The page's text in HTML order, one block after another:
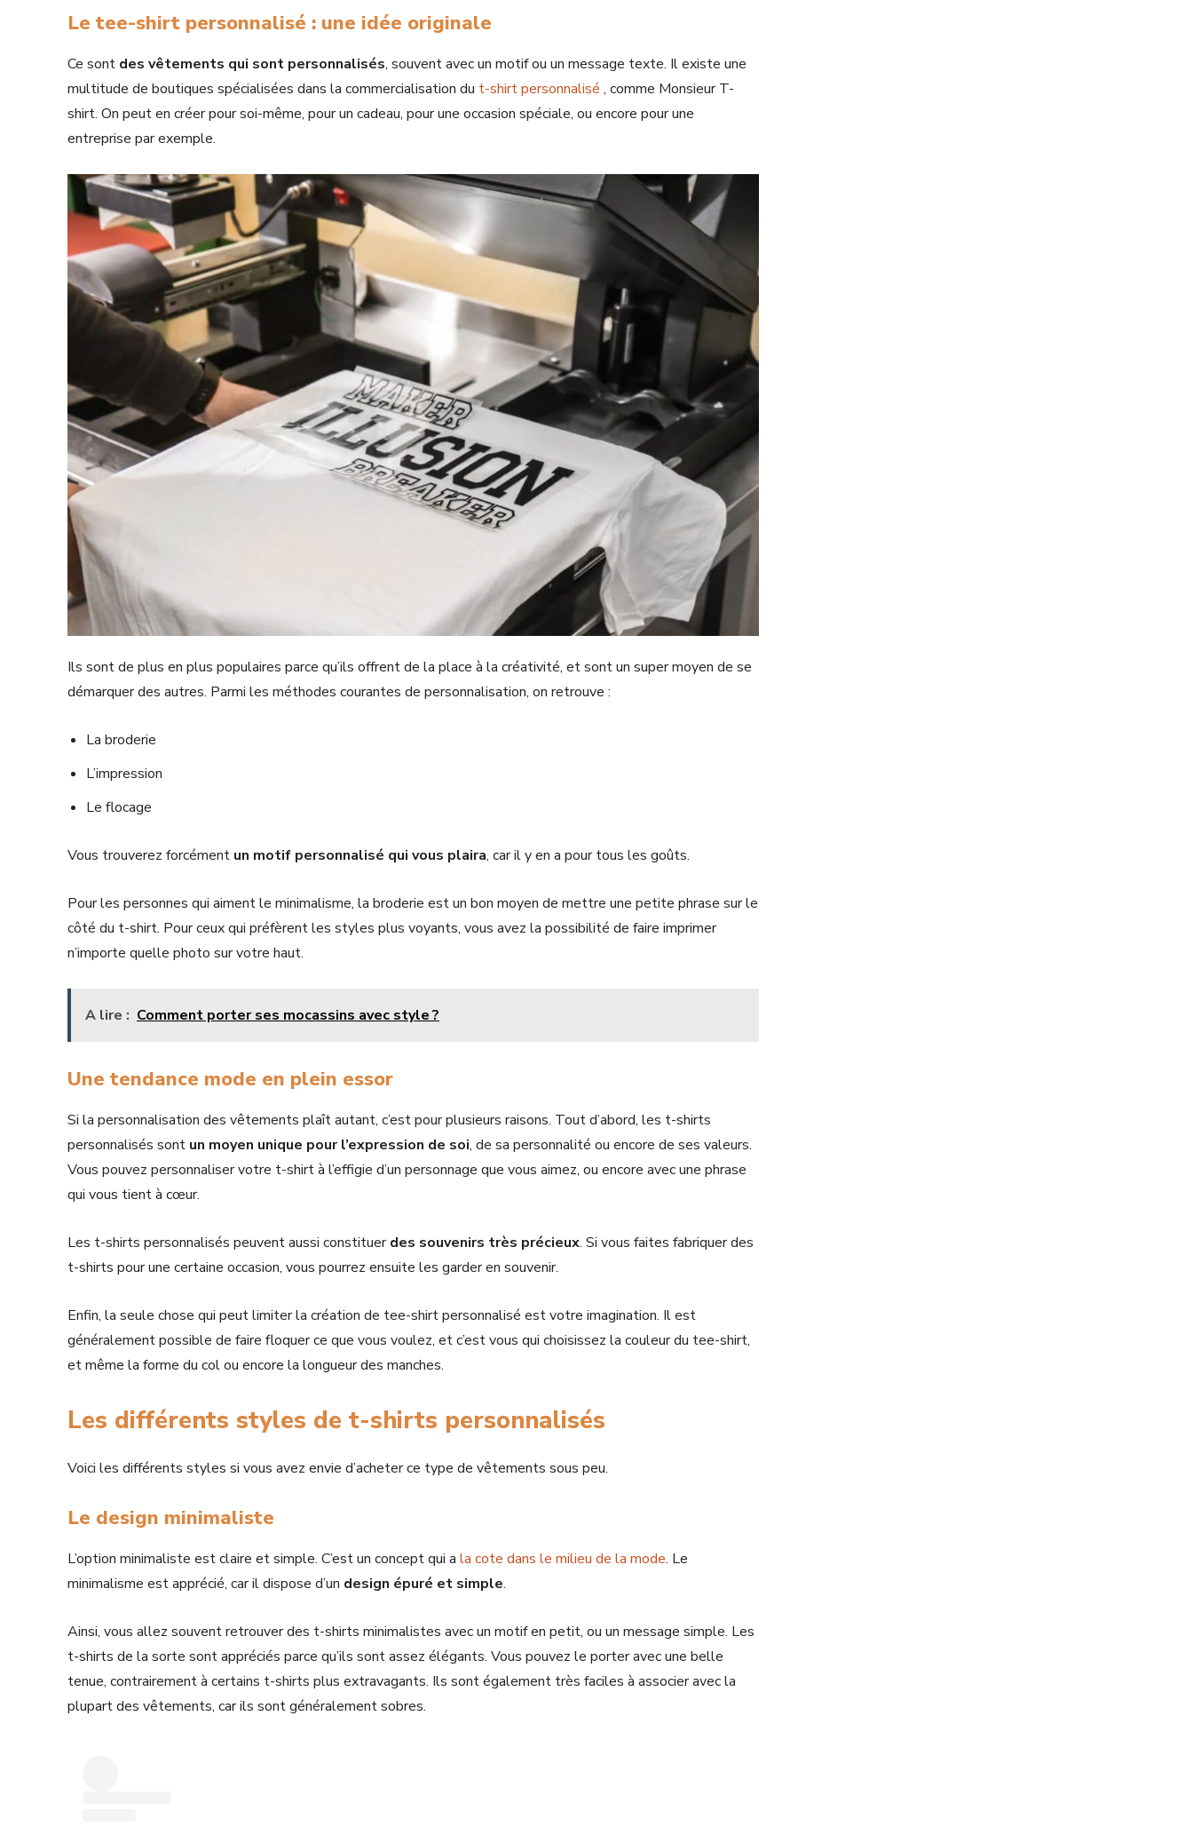
Le tee-shirt personnalisé : une idée originale
Ce sont des vêtements qui sont personnalisés, souvent avec un motif ou un message texte. Il existe une
multitude de boutiques spécialisées dans la commercialisation du t-shirt personnalisé , comme Monsieur T-
shirt. On peut en créer pour soi-même, pour un cadeau, pour une occasion spéciale, ou encore pour une
entreprise par exemple.
Ils sont de plus en plus populaires parce qu’ils offrent de la place à la créativité, et sont un super moyen de se
démarquer des autres. Parmi les méthodes courantes de personnalisation, on retrouve :
La broderie
L’impression
Le flocage
Vous trouverez forcément un motif personnalisé qui vous plaira, car il y en a pour tous les goûts.
Pour les personnes qui aiment le minimalisme, la broderie est un bon moyen de mettre une petite phrase sur le
côté du t-shirt. Pour ceux qui préfèrent les styles plus voyants, vous avez la possibilité de faire imprimer
n’importe quelle photo sur votre haut.
A lire : Comment porter ses mocassins avec style ?
Une tendance mode en plein essor
Si la personnalisation des vêtements plaît autant, c’est pour plusieurs raisons. Tout d’abord, les t-shirts
personnalisés sont un moyen unique pour l’expression de soi, de sa personnalité ou encore de ses valeurs.
Vous pouvez personnaliser votre t-shirt à l’effigie d’un personnage que vous aimez, ou encore avec une phrase
qui vous tient à cœur.
Les t-shirts personnalisés peuvent aussi constituerdes souvenirs très précieux. Si vous faites fabriquer des
t-shirts pour une certaine occasion, vous pourrez ensuite les garder en souvenir.
Enfin, la seule chose qui peut limiter la création de tee-shirt personnalisé est votre imagination. Il est
généralement possible de faire floquer ce que vous voulez, et c’est vous qui choisissez la couleur du tee-shirt,
et même la forme du col ou encore la longueur des manches.
Les différents styles de t-shirts personnalisés
Voici les différents styles si vous avez envie d’acheter ce type de vêtements sous peu.
Le design minimaliste
L’option minimaliste est claire et simple. C’est un concept qui a la cote dans le milieu de la mode. Le
minimalisme est apprécié, car il dispose d’un design épuré et simple.
Ainsi, vous allez souvent retrouver des t-shirts minimalistes avec un motif en petit, ou un message simple. Les
t-shirts de la sorte sont appréciés parce qu’ils sont assez élégants. Vous pouvez le porter avec une belle
tenue, contrairement à certains t-shirts plus extravagants. Ils sont également très faciles à associer avec la
plupart des vêtements, car ils sont généralement sobres.